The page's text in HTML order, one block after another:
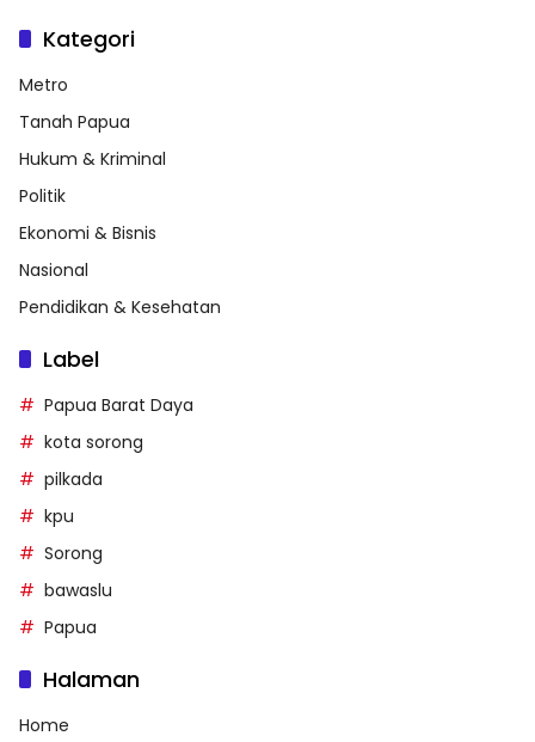
Kategori
Metro
Tanah Papua
Hukum & Kriminal
Politik
Ekonomi & Bisnis
Nasional
Pendidikan & Kesehatan
Label
Papua Barat Daya
kota sorong
pilkada
kpu
Sorong
bawaslu
Papua
Halaman
Home